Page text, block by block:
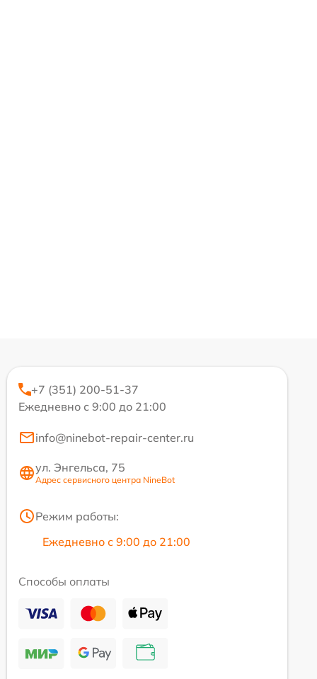
+7 (351) 200-51-37
Ежедневно с 9:00 до 21:00
info@ninebot-repair-center.ru
ул. Энгельса, 75
Адрес сервисного центра NineBot
Режим работы:
Ежедневно с 9:00 до 21:00
Способы оплаты